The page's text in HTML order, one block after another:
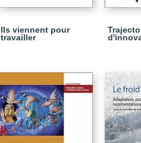
Ils viennent pour
travailler